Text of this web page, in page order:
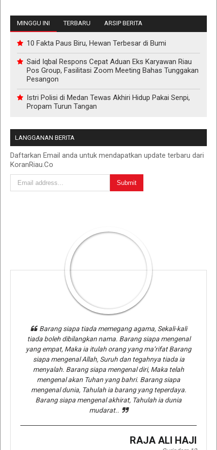
MINGGU INI TERBARU ARSIP BERITA
10 Fakta Paus Biru, Hewan Terbesar di Bumi
Said Iqbal Respons Cepat Aduan Eks Karyawan Riau
Pos Group, Fasilitasi Zoom Meeting Bahas Tunggakan
Pesangon
Istri Polisi di Medan Tewas Akhiri Hidup Pakai Senpi,
Propam Turun Tangan
LANGGANAN BERITA
Daftarkan Email anda untuk mendapatkan update terbaru dari
KoranRiau.Co
Barang siapa tiada memegang agama, Sekali-kali
tiada boleh dibilangkan nama. Barang siapa mengenal
yang empat, Maka ia itulah orang yang ma’rifat Barang
siapa mengenal Allah, Suruh dan tegahnya tiada ia
menyalah. Barang siapa mengenal diri, Maka telah
mengenal akan Tuhan yang bahri. Barang siapa
mengenal dunia, Tahulah ia barang yang teperdaya.
Barang siapa mengenal akhirat, Tahulah ia dunia
mudarat..
RAJA ALI HAJI